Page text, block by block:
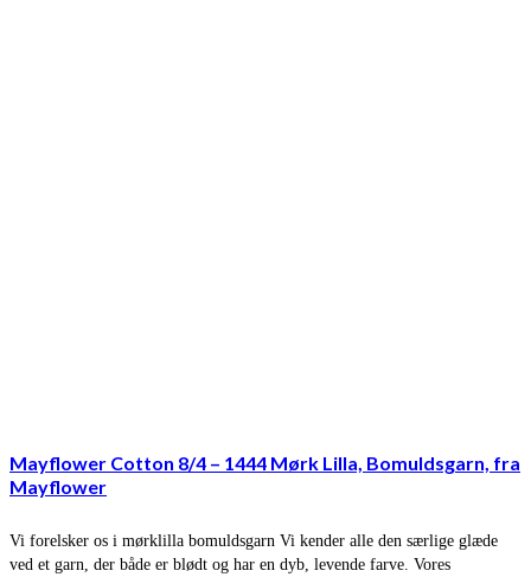
Mayflower Cotton 8/4 – 1444 Mørk Lilla, Bomuldsgarn, fra
Mayflower
Vi forelsker os i mørklilla bomuldsgarn Vi kender alle den særlige glæde
ved et garn, der både er blødt og har en dyb, levende farve. Vores